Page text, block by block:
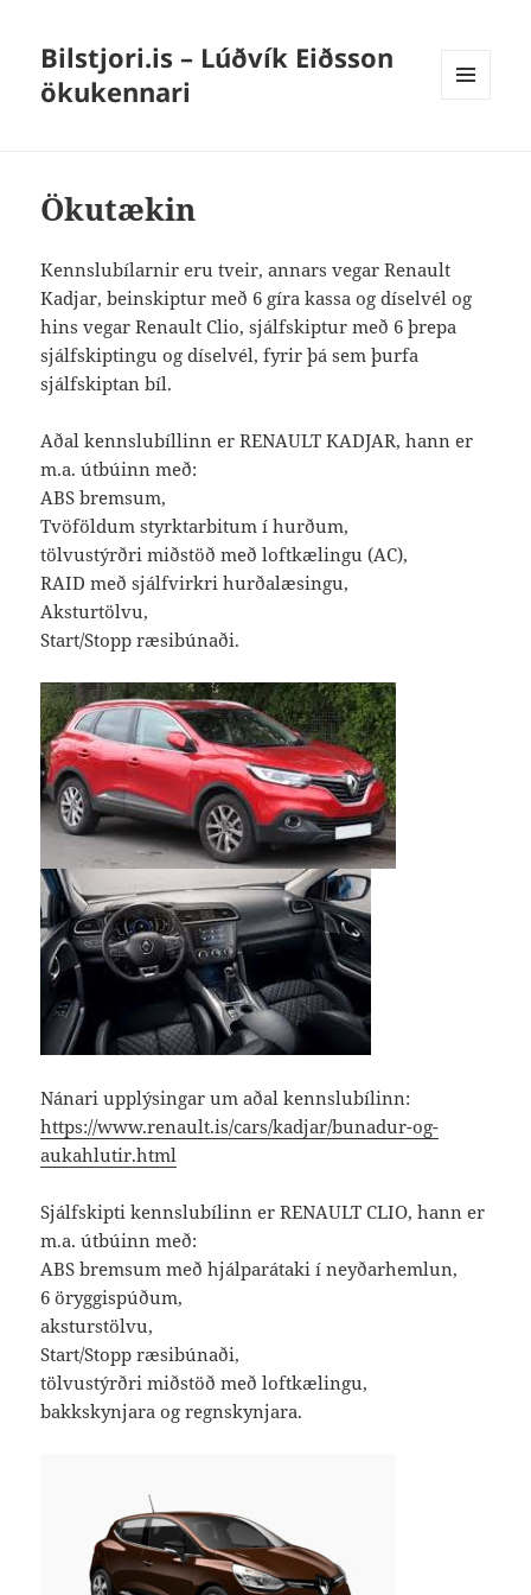
Bilstjori.is – Lúðvík Eiðsson
ökukennari
Ökutækin
Kennslubílarnir eru tveir, annars vegar Renault
Kadjar, beinskiptur með 6 gíra kassa og díselvél og
hins vegar Renault Clio, sjálfskiptur með 6 þrepa
sjálfskiptingu og díselvél, fyrir þá sem þurfa
sjálfskiptan bíl.
Aðal kennslubíllinn er RENAULT KADJAR, hann er
m.a. útbúinn með:
ABS bremsum,
Tvöföldum styrktarbitum í hurðum,
tölvustýrðri miðstöð með loftkælingu (AC),
RAID með sjálfvirkri hurðalæsingu,
Aksturtölvu,
Start/Stopp ræsibúnaði.
Nánari upplýsingar um aðal kennslubílinn:
https://www.renault.is/cars/kadjar/bunadur-og-
aukahlutir.html
Sjálfskipti kennslubílinn er RENAULT CLIO, hann er
m.a. útbúinn með:
ABS bremsum með hjálparátaki í neyðarhemlun,
6 öryggispúðum,
aksturstölvu,
Start/Stopp ræsibúnaði,
tölvustýrðri miðstöð með loftkælingu,
bakkskynjara og regnskynjara.